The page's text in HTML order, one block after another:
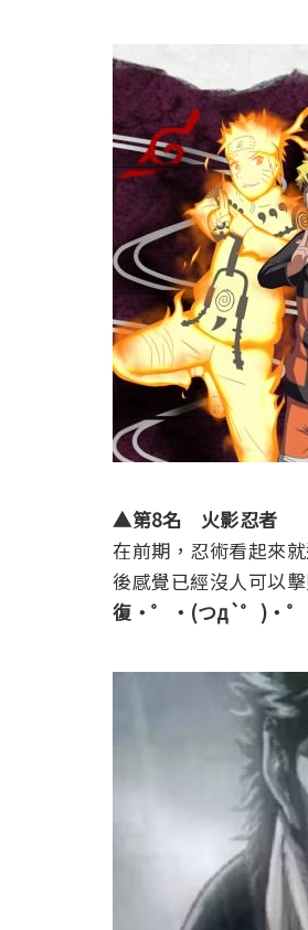
▲第8名 火影忍者
在前期，忍術看起來
後感覺已經沒人可以
復・ ゜ ・(つд`゜)・ ゜